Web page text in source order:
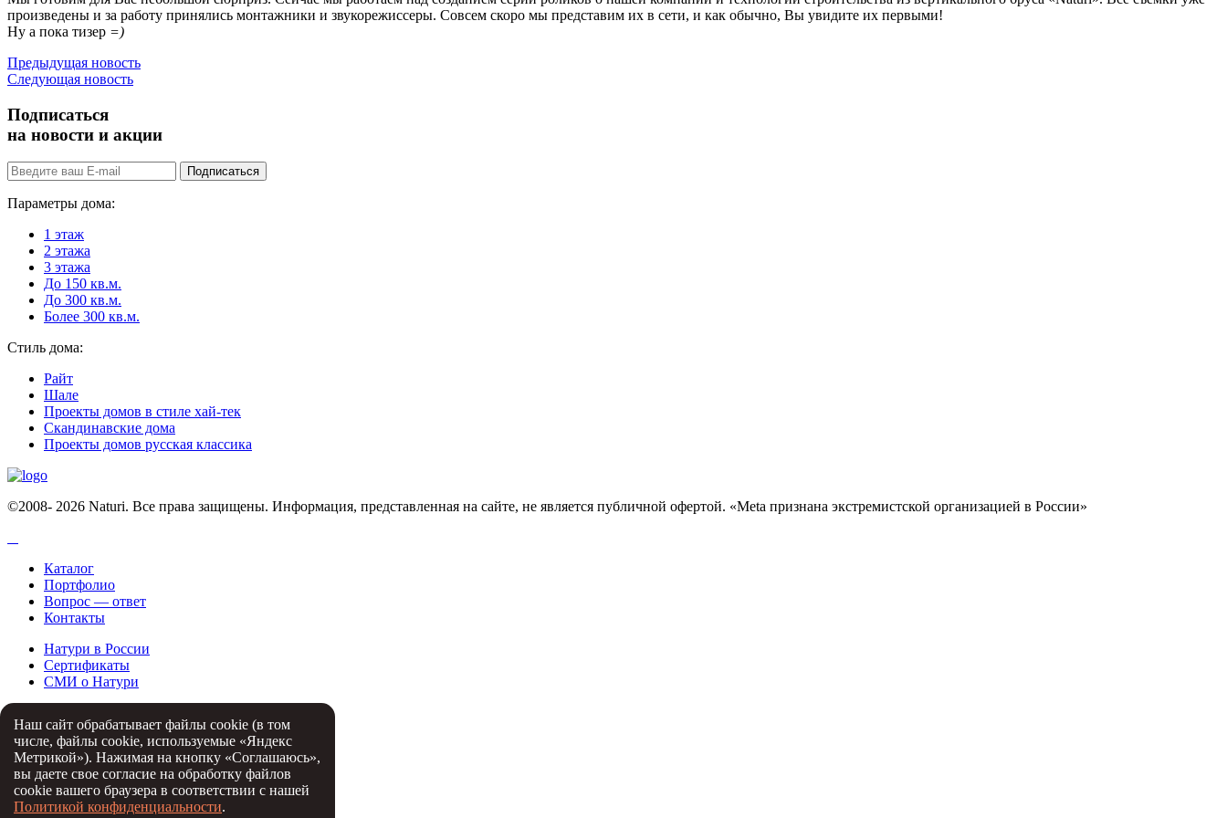
произведены и за работу принялись монтажники и звукорежиссеры. Совсем скоро мы представим их в сети, и как обычно, Вы увидите их первыми!
Ну а пока тизер =)
Предыдущая новость
Следующая новость
Подписаться
на новости и акции
Подписаться
Параметры дома:
1 этаж
2 этажа
3 этажа
До 150 кв.м.
До 300 кв.м.
Более 300 кв.м.
Стиль дома:
Райт
Шале
Проекты домов в стиле хай-тек
Скандинавские дома
Проекты домов русская классика
©2008- 2026 Naturi. Все права защищены. Информация, представленная на сайте, не является публичной офертой. «Meta признана экстремистcкой организацией в России»
Каталог
Портфолио
Вопрос — ответ
Контакты
Натури в России
Сертификаты
СМИ о Натури
Партнеры
Отзывы
8 800 333 73 23Заказать обратный звонок
Скачайте буклет
Наш сайт обрабатывает файлы cookie (в том
числе, файлы cookie, используемые «Яндекс
Метрикой»). Нажимая на кнопку «Соглашаюсь»,
вы даете свое согласие на обработку файлов
cookie вашего браузера в соответствии с нашей
Политикой конфиденциальности.